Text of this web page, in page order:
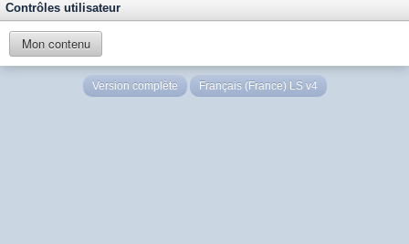
Contrôles utilisateur
Mon contenu
Version complète Français (France) LS v4